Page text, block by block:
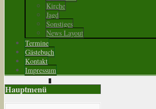
Kirche
Jagd
Sonstiges
News Layout
Termine
Gästebuch
Kontakt
Impressum
Hauptmenü